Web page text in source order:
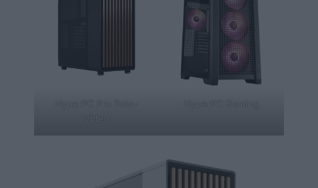
Video
HyperPC Gaming